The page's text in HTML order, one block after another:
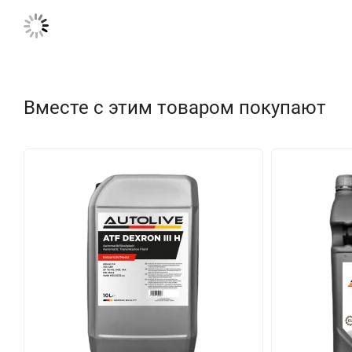
Вместе с этим товаром покупают